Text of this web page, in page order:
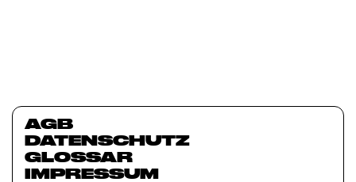
AGB
DATENSCHUTZ
GLOSSAR
IMPRESSUM